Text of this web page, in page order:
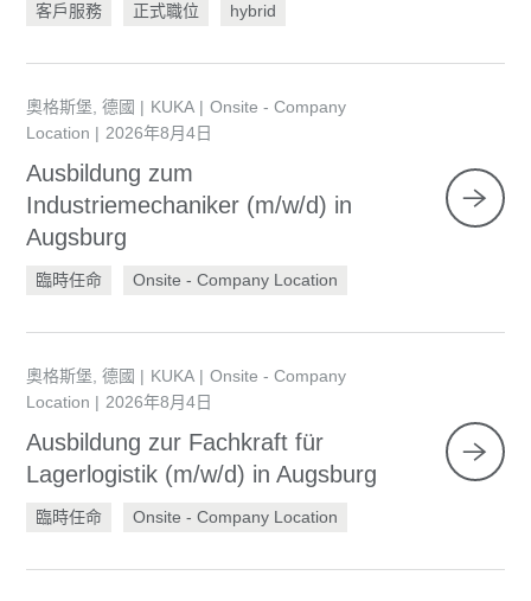
客戶服務 正式職位 hybrid
奧格斯堡, 德國 KUKA
Onsite - Company
Location
2026年8月4日
Ausbildung zum
Industriemechaniker (m/w/d) in
Augsburg
臨時任命 Onsite - Company Location
奧格斯堡, 德國 KUKA
Onsite - Company
Location
2026年8月4日
Ausbildung zur Fachkraft für
Lagerlogistik (m/w/d) in Augsburg
臨時任命 Onsite - Company Location